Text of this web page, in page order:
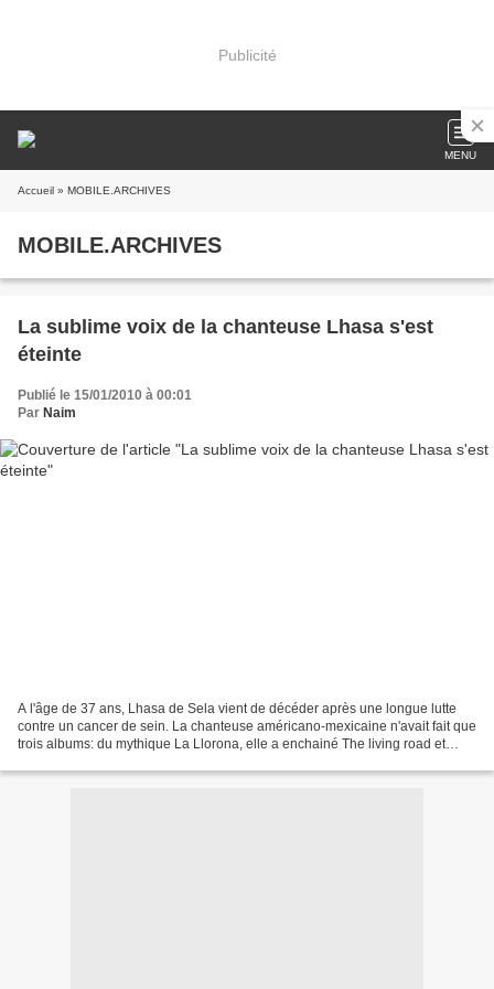
Publicité
MENU
Accueil » MOBILE.ARCHIVES
MOBILE.ARCHIVES
La sublime voix de la chanteuse Lhasa s'est
éteinte
Publié le 15/01/2010 à 00:01
Par Naim
A l'âge de 37 ans, Lhasa de Sela vient de décéder après une longue lutte
contre un cancer de sein. La chanteuse américano-mexicaine n'avait fait que
trois albums: du mythique La Llorona, elle a enchainé The living road et